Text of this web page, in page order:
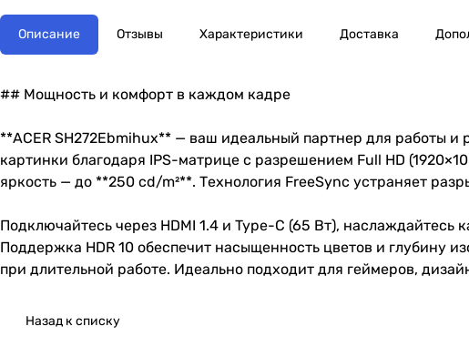
Описание Отзывы Характеристики Доставка
## Мощность и комфорт в каждом кадре
**ACER SH272Ebmihux** — ваш идеальный партнер для работы
картинки благодаря IPS-матрице с разрешением Full HD
яркость — до **250 cd/m²**. Технология FreeSync устраняет
Подключайтесь через HDMI 1.4 и Type-C (65 Вт),
Поддержка HDR 10 обеспечит насыщенность цветов и глубину
при длительной работе. Идеально подходит для геймеров,
Назад к списку